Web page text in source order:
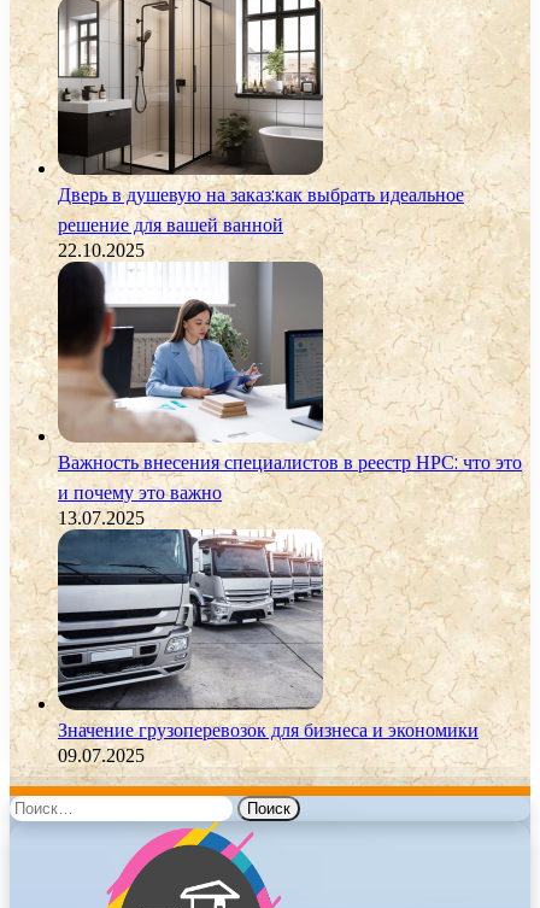
Дверь в душевую на заказ:как выбрать идеальное
решение для вашей ванной
22.10.2025
Важность внесения специалистов в реестр НРС: что это
и почему это важно
13.07.2025
Значение грузоперевозок для бизнеса и экономики
09.07.2025
Найти: